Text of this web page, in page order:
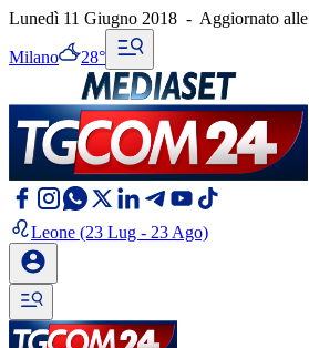
Lunedì 11 Giugno 2018 - Aggiornato alle
Milano 28°
Leone (23 Lug - 23 Ago)